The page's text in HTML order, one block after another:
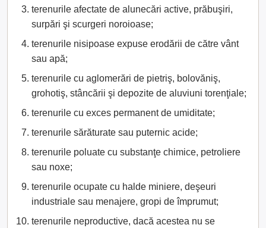
terenurile afectate de alunecări active, prăbuşiri,
surpări şi scurgeri noroioase;
terenurile nisipoase expuse erodării de către vânt
sau apă;
terenurile cu aglomerări de pietriş, bolovăniş,
grohotiş, stâncării şi depozite de aluviuni torenţiale;
terenurile cu exces permanent de umiditate;
terenurile sărăturate sau puternic acide;
terenurile poluate cu substanţe chimice, petroliere
sau noxe;
terenurile ocupate cu halde miniere, deşeuri
industriale sau menajere, gropi de împrumut;
terenurile neproductive, dacă acestea nu se